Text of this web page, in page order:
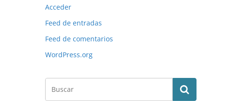
Acceder
Feed de entradas
Feed de comentarios
WordPress.org